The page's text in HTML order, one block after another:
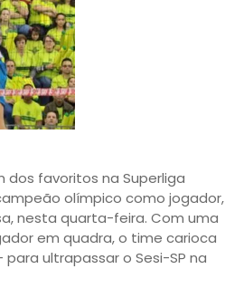
dos favoritos na Superliga
olímpico como jogador,
nesta quarta-feira. Com uma
em quadra, o time carioca
ultrapassar o Sesi-SP na